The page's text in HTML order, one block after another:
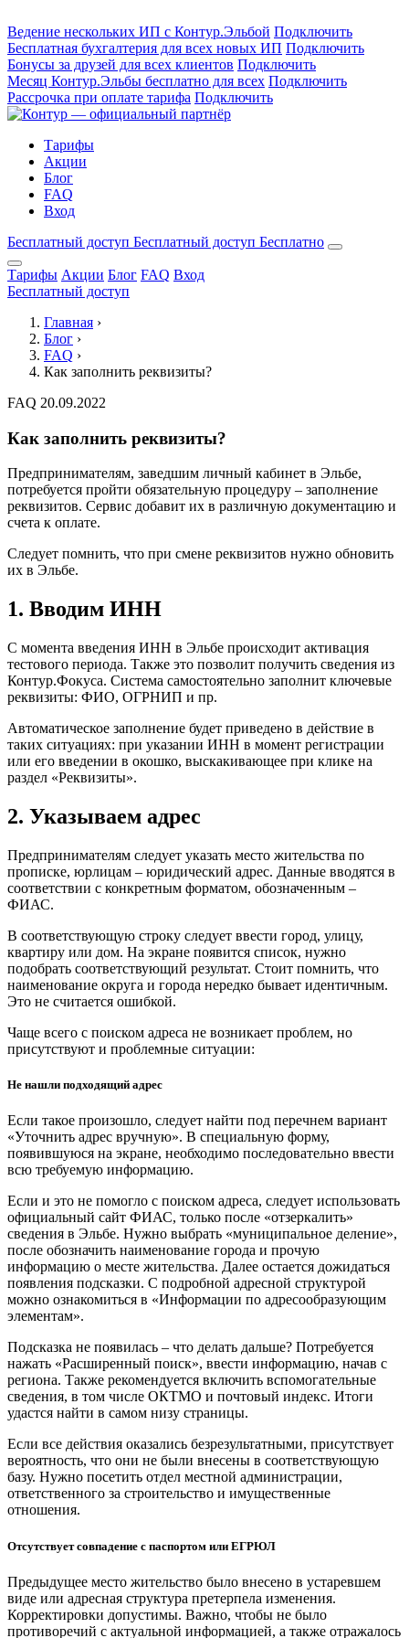
Ведение нескольких ИП с Контур.Эльбой Подключить
Бесплатная бухгалтерия для всех новых ИП Подключить
Бонусы за друзей для всех клиентов Подключить
Месяц Контур.Эльбы бесплатно для всех Подключить
Рассрочка при оплате тарифа Подключить
Тарифы
Акции
Блог
FAQ
Вход
Бесплатный доступ Бесплатный доступ Бесплатно
Тарифы Акции Блог FAQ Вход
Бесплатный доступ
Главная ›
Блог ›
FAQ ›
Как заполнить реквизиты?
FAQ 20.09.2022
Как заполнить реквизиты?
Предпринимателям, заведшим личный кабинет в Эльбе,
потребуется пройти обязательную процедуру – заполнение
реквизитов. Сервис добавит их в различную документацию и
счета к оплате.
Следует помнить, что при смене реквизитов нужно обновить
их в Эльбе.
1. Вводим ИНН
С момента введения ИНН в Эльбе происходит активация
тестового периода. Также это позволит получить сведения из
Контур.Фокуса. Система самостоятельно заполнит ключевые
реквизиты: ФИО, ОГРНИП и пр.
Автоматическое заполнение будет приведено в действие в
таких ситуациях: при указании ИНН в момент регистрации
или его введении в окошко, выскакивающее при клике на
раздел «Реквизиты».
2. Указываем адрес
Предпринимателям следует указать место жительства по
прописке, юрлицам – юридический адрес. Данные вводятся в
соответствии с конкретным форматом, обозначенным –
ФИАС.
В соответствующую строку следует ввести город, улицу,
квартиру или дом. На экране появится список, нужно
подобрать соответствующий результат. Стоит помнить, что
наименование округа и города нередко бывает идентичным.
Это не считается ошибкой.
Чаще всего с поиском адреса не возникает проблем, но
присутствуют и проблемные ситуации:
Не нашли подходящий адрес
Если такое произошло, следует найти под перечнем вариант
«Уточнить адрес вручную». В специальную форму,
появившуюся на экране, необходимо последовательно ввести
всю требуемую информацию.
Если и это не помогло с поиском адреса, следует использовать
официальный сайт ФИАС, только после «отзеркалить»
сведения в Эльбе. Нужно выбрать «муниципальное деление»,
после обозначить наименование города и прочую
информацию о месте жительства. Далее остается дожидаться
появления подсказки. С подробной адресной структурой
можно ознакомиться в «Информации по адресообразующим
элементам».
Подсказка не появилась – что делать дальше? Потребуется
нажать «Расширенный поиск», ввести информацию, начав с
региона. Также рекомендуется включить вспомогательные
сведения, в том числе ОКТМО и почтовый индекс. Итоги
удастся найти в самом низу страницы.
Если все действия оказались безрезультатными, присутствует
вероятность, что они не были внесены в соответствующую
базу. Нужно посетить отдел местной администрации,
ответственного за строительство и имущественные
отношения.
Отсутствует совпадение с паспортом или ЕГРЮЛ
Предыдущее место жительство было внесено в устаревшем
виде или адресная структура претерпела изменения.
Корректировки допустимы. Важно, чтобы не было
противоречий с актуальной информацией, а также отражалось